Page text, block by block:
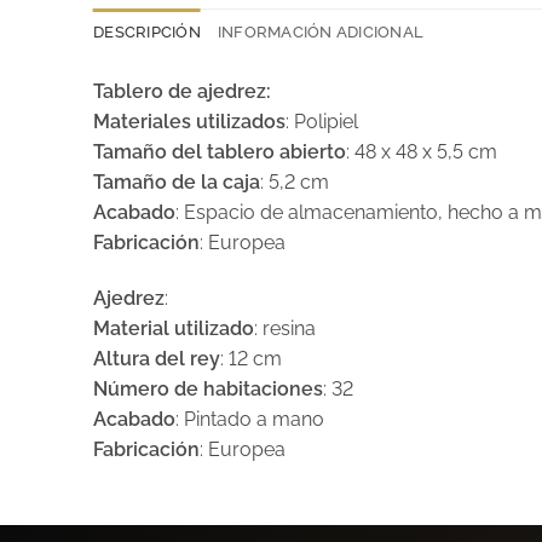
DESCRIPCIÓN INFORMACIÓN ADICIONAL
Tablero de ajedrez:
Materiales utilizados: Polipiel
Tamaño del tablero abierto: 48 x 48 x 5,5 cm
Tamaño de la caja: 5,2 cm
Acabado: Espacio de almacenamiento, hecho a
Fabricación: Europea
Ajedrez:
Material utilizado: resina
Altura del rey: 12 cm
Número de habitaciones: 32
Acabado: Pintado a mano
Fabricación: Europea